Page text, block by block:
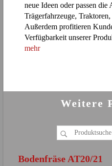
neue Ideen oder passen die
Trägerfahrzeuge,
Außerdem profitieren
Verfügbarkeit unserer
mehr
Weitere
Bodenfräse AT20/21